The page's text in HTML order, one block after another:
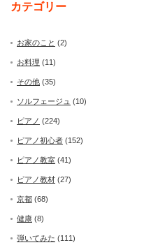
カテゴリー
お家のこと (2)
お料理 (11)
その他 (35)
ソルフェージュ (10)
ピアノ (224)
ピアノ初心者 (152)
ピアノ教室 (41)
ピアノ教材 (27)
京都 (68)
健康 (8)
弾いてみた (111)